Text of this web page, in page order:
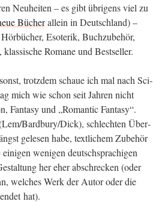
Neu­hei­ten – es gibt übri­gens viel zu
Bücherallein in Deutsch­land) –
Eso­te­rik, Buch­zu­be­hör,
Roma­ne und Bestseller.
trotz­dem schaue ich mal nach Sci­
mich wie schon seit Jah­ren nicht
Fan­ta­sy und „Roman­tic Fan­ta­sy“.
Bardbury/Dick), schlech­ten Über­
gele­sen habe, text­li­chem Zube­hör
weni­gen deutsch­spra­chi­gen
her eher abschre­cken (oder
wel­ches Werk der Autor oder die
hat).